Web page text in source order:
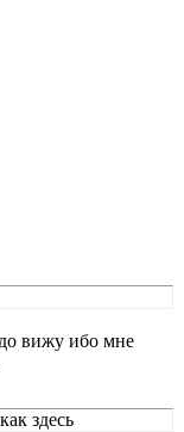
вижу ибо мне
здесь